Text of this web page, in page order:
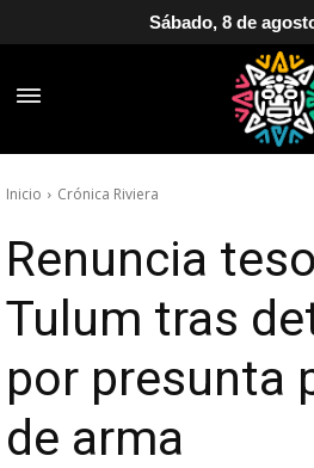
Sábado, 8 de
Inicio Crónica Riviera
Renuncia
Tulum tras
por presunta
de arma